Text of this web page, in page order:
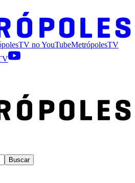
noYouTubeMetrópolesTV
Buscar